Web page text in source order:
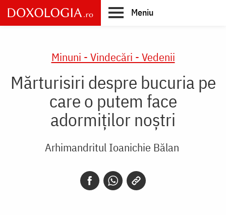
Skip
to
main
Meniu
Minuni - Vindecări - Vedenii
Mărturisiri despre bucuria pe
care o putem face
adormiților noștri
Arhimandritul Ioanichie Bălan